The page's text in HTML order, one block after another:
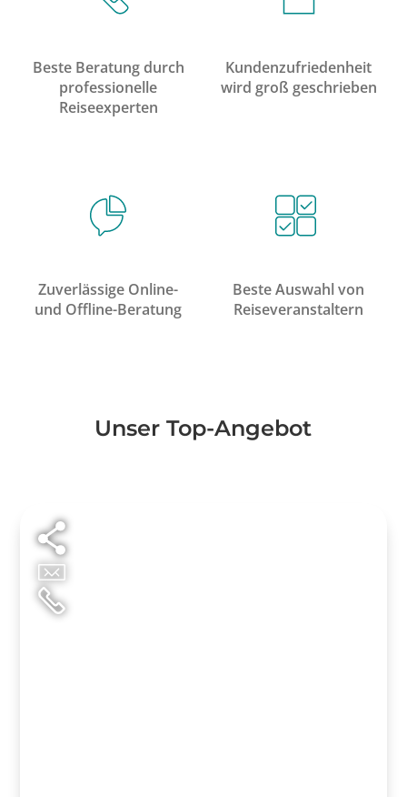
Beste Beratung durch
professionelle
Reiseexperten
Kundenzufriedenheit
wird groß geschrieben
Zuverlässige Online-
und Offline-Beratung
Beste Auswahl von
Reiseveranstaltern
Unser Top-Angebot